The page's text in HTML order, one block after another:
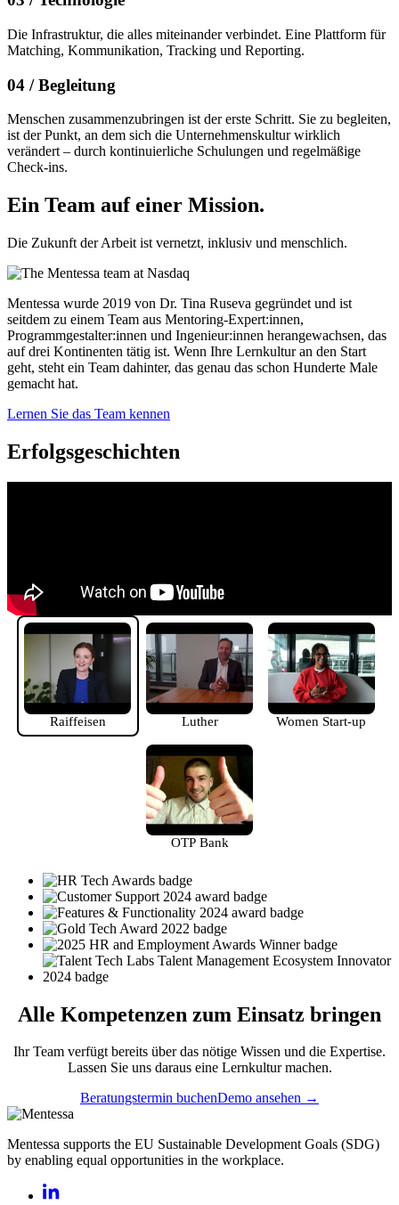
Die Infrastruktur, die alles miteinander verbindet. Eine Plattform für
Matching, Kommunikation, Tracking und Reporting.
04 /Begleitung
Menschen zusammenzubringen ist der erste Schritt. Sie zu begleiten,
ist der Punkt, an dem sich die Unternehmenskultur wirklich
verändert – durch kontinuierliche Schulungen und regelmäßige
Check-ins.
Ein Team auf einer Mission.
Die Zukunft der Arbeit ist vernetzt, inklusiv und menschlich.
Mentessa wurde 2019 von Dr. Tina Ruseva gegründet und ist
seitdem zu einem Team aus Mentoring-Expert:innen,
Programmgestalter:innen und Ingenieur:innen herangewachsen, das
auf drei Kontinenten tätig ist. Wenn Ihre Lernkultur an den Start
geht, steht ein Team dahinter, das genau das schon Hunderte Male
gemacht hat.
Lernen Sie das Team kennen
Erfolgsgeschichten
Raiffeisen Luther Women Start-up
OTP Bank
Alle Kompetenzen zum Einsatz bringen
Ihr Team verfügt bereits über das nötige Wissen und die Expertise.
Lassen Sie uns daraus eine Lernkultur machen.
Beratungstermin buchenDemo ansehen →
Mentessa supports the EU Sustainable Development Goals (SDG)
by enabling equal opportunities in the workplace.